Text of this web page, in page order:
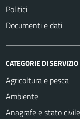
Politici
Documenti e dati
CATEGORIE DI SERVIZIO
Agricoltura e pesca
Ambiente
Anagrafe e stato civile